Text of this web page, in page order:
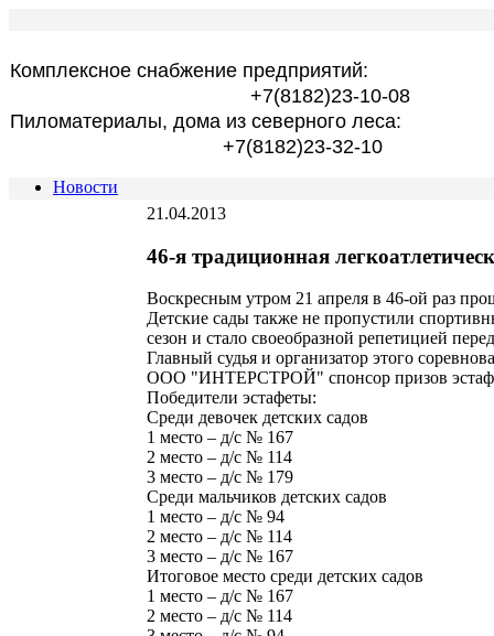
Комплексное снабжение предприятий:
+7(8182)23-10-08
Пиломатериалы, дома из северного леса:
+7(8182)23-32-10
Новости
21.04.2013
46-я традиционная
Воскресным утром 21 апреля в 46-ой раз
Детские сады также не пропустили
сезон и стало своеобразной репетицией
Главный судья и организатор этого
ООО "ИНТЕРСТРОЙ" спонсор призов
Победители эстафеты:
Среди девочек детских садов
1 место – д/с № 167
2 место – д/с № 114
3 место – д/с № 179
Среди мальчиков детских садов
1 место – д/с № 94
2 место – д/с № 114
3 место – д/с № 167
Итоговое место среди детских садов
1 место – д/с № 167
2 место – д/с № 114